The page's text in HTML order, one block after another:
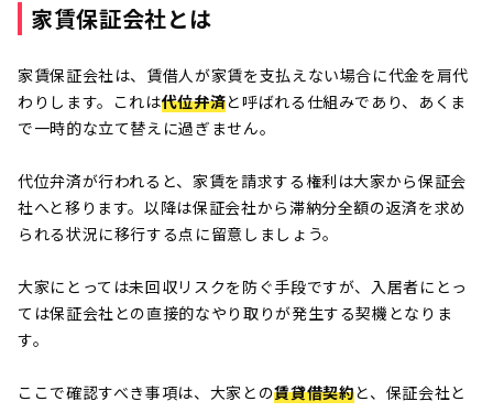
家賃保証会社とは
家賃保証会社は、賃借人が家賃を支払えない場合に代金を肩代
わりします。これは代位弁済と呼ばれる仕組みであり、あくま
で一時的な立て替えに過ぎません。
代位弁済が行われると、家賃を請求する権利は大家から保証会
社へと移ります。以降は保証会社から滞納分全額の返済を求め
られる状況に移行する点に留意しましょう。
大家にとっては未回収リスクを防ぐ手段ですが、入居者にとっ
ては保証会社との直接的なやり取りが発生する契機となりま
す。
ここで確認すべき事項は、大家との賃貸借契約と、保証会社と